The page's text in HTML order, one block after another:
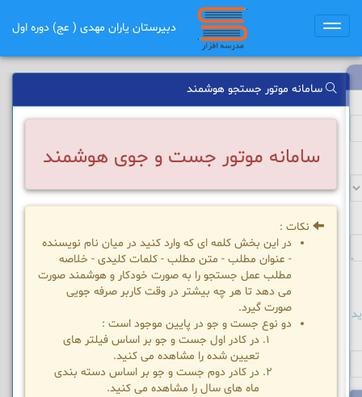
Toggle
دبیرستان یاران مهدی ( عج) دوره اول
سامانه موتور جستجو هوشمند
سامانه موتور جست و جوی هوشمند
نکات :
در این بخش کلمه ای که وارد کنید در میان نام نویسنده
- عنوان مطلب - متن مطلب - کلمات کلیدی - خلاصه
مطلب عمل جستجو را به صورت خودکار و هوشمند صورت
می دهد تا هر چه بیشتر در وقت کاربر صرفه جویی
صورت گیرد.
دو نوع جست و جو در پایین موجود است :
در کادر اول جست و جو بر اساس فیلتر های
تعیین شده را مشاهده می کنید.
در کادر دوم جست و جو بر اساس دسته بندی
ماه های سال را مشاهده می کنید.